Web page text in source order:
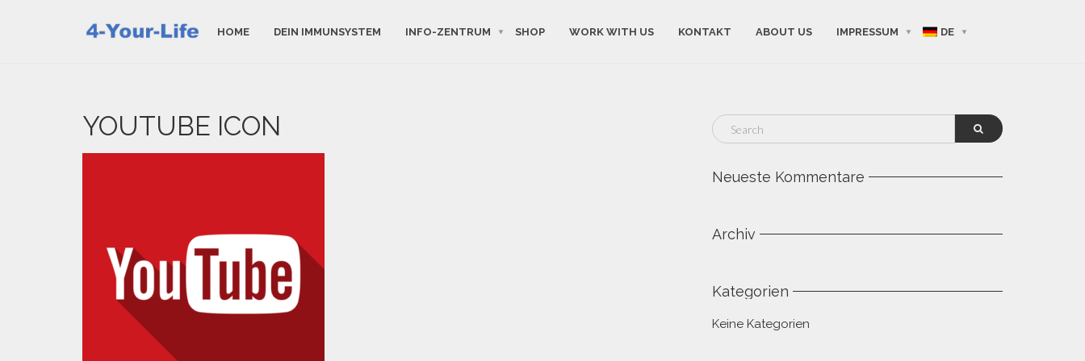
HOME DEIN IMMUNSYSTEM INFO-ZENTRUM SHOP WORK WITH US KONTAKT ABOUT US IMPRESSUM DE
YOUTUBE ICON
Neueste Kommentare
Archiv
Kategorien
Keine Kategorien